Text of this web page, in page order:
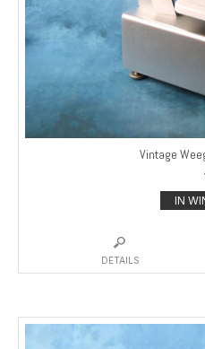
Vintage
IN
DETAILS